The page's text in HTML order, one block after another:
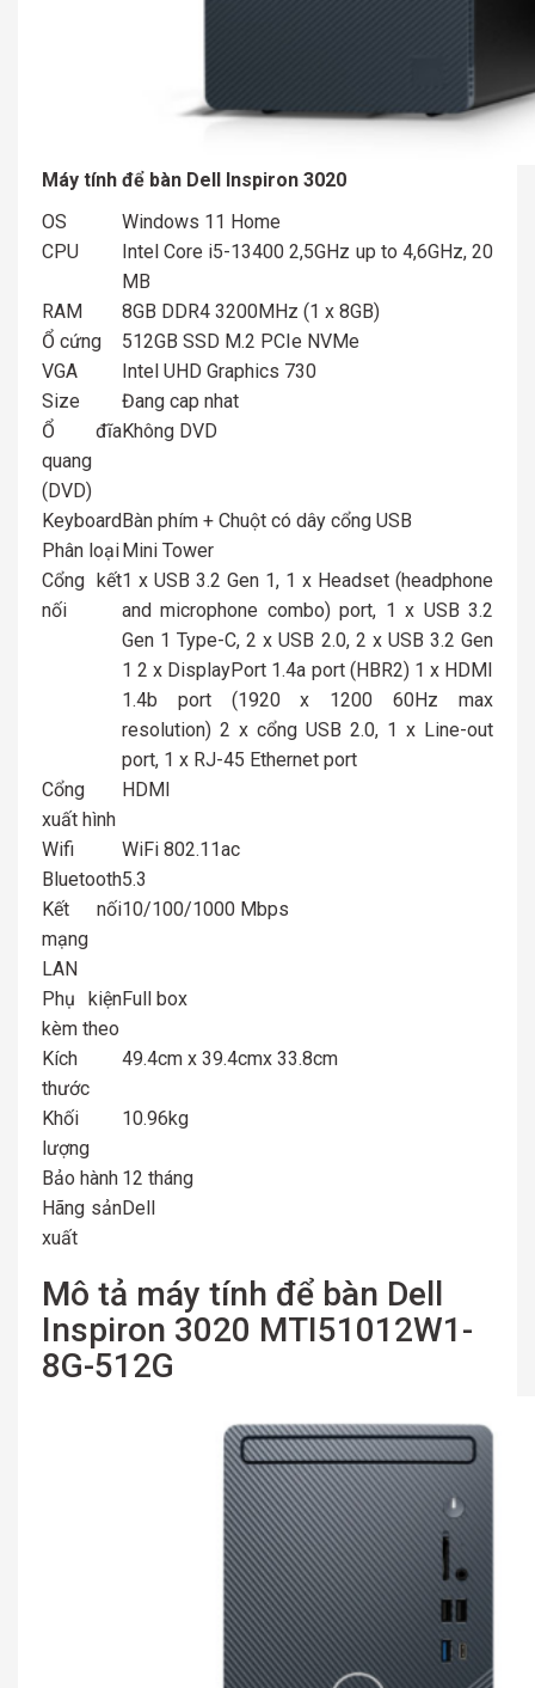
Máy tính để bàn Dell Inspiron 3020
OS
Windows 11 Home
CPU
Intel Core i5-13400 2,5GHz up to 4,6GHz, 20
MB
RAM
8GB DDR4 3200MHz (1 x 8GB)
Ổ cứng
512GB SSD M.2 PCIe NVMe
VGA
Intel UHD Graphics 730
Size
Đang cap nhat
Ổ đĩa
quang
(DVD)
Không DVD
KeyboardBàn phím + Chuột có dây cổng USB
Phân loạiMini Tower
Cổng kết
nối
1 x USB 3.2 Gen 1, 1 x Headset (headphone
and microphone combo) port, 1 x USB 3.2
Gen 1 Type-C, 2 x USB 2.0, 2 x USB 3.2 Gen
1 2 x DisplayPort 1.4a port (HBR2) 1 x HDMI
1.4b port (1920 x 1200 60Hz max
resolution) 2 x cổng USB 2.0, 1 x Line-out
port, 1 x RJ-45 Ethernet port
Cổng
xuất hình
HDMI
Wifi
WiFi 802.11ac
Bluetooth5.3
Kết nối
mạng
LAN
10/100/1000 Mbps
Phụ kiện
kèm theo
Full box
Kích
thước
49.4cm x 39.4cmx 33.8cm
Khối
lượng
10.96kg
Bảo hành 12 tháng
Hãng sản
xuất
Dell
Mô tả máy tính để bàn Dell
Inspiron 3020 MTI51012W1-
8G-512G